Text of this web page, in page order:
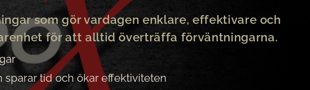
som gör vardagen enklare, effektivare och
för att alltid överträffa förväntningarna.
tid och ökar effektiviteten